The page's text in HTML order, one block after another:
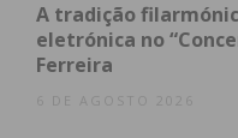
A tradição
eletrónica no
Ferreira
6 DE AGOSTO 2026